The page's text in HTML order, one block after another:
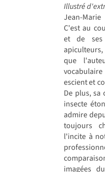
Illustré
Jean-Marie
C'est au
et de ses
que
escient et
De plus,
insecte
admire
toujours
l'incite à
imagées